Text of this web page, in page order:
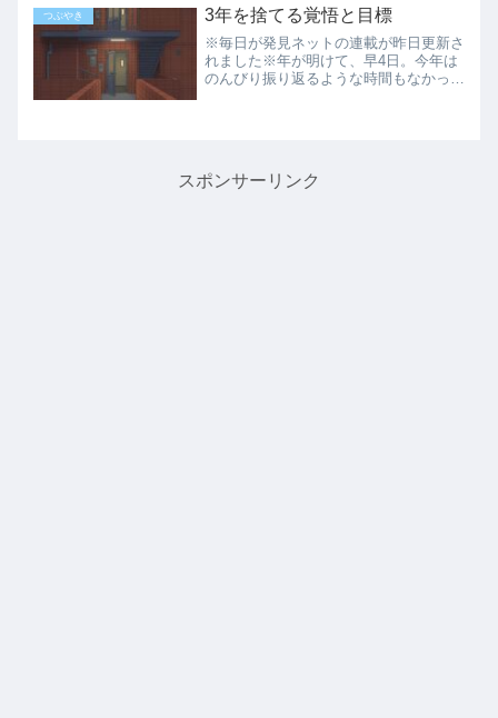
もそういえば、昨日応募した求人の返事
が、もうメールで届いて...
つぶやき 3年を捨てる覚悟と目標
※毎日が発見ネットの連載が昨日更新さ
れました※年が明けて、早4日。今年は
のんびり振り返るような時間もなかった
スポンサーリンク